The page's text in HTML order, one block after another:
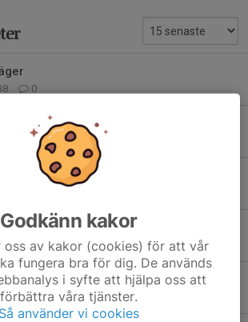
0
0
0
0
Godkänn kakor
oss av kakor (cookies) för att vår
fungera bra för dig. De används
i syfte att hjälpa oss att
förbättra våra tjänster.
Så använder vi cookies